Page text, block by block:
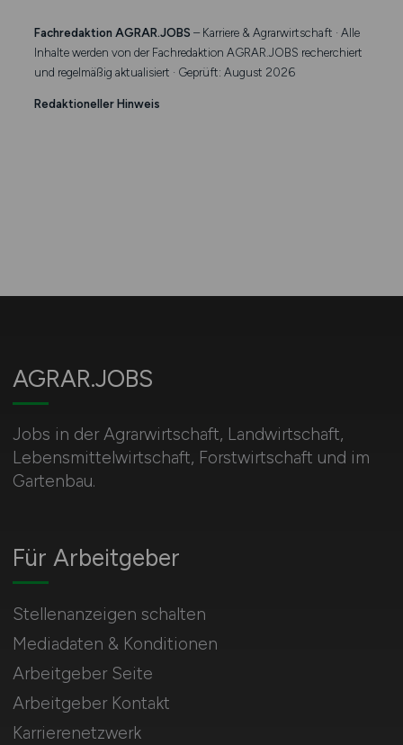
Fachredaktion AGRAR.JOBS – Karriere & Agrarwirtschaft · Alle
Inhalte werden von der Fachredaktion AGRAR.JOBS recherchiert
und regelmäßig aktualisiert · Geprüft: August 2026
Redaktioneller Hinweis
AGRAR.JOBS
Jobs in der Agrarwirtschaft, Landwirtschaft,
Lebensmittelwirtschaft, Forstwirtschaft und im
Gartenbau.
Für Arbeitgeber
Stellenanzeigen schalten
Mediadaten & Konditionen
Arbeitgeber Seite
Arbeitgeber Kontakt
Karrierenetzwerk